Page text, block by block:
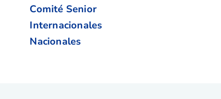
Comité Senior
Internacionales
Nacionales